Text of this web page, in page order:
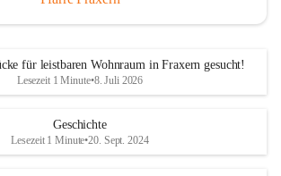
für leistbaren Wohnraum in Fraxern gesucht!
Lesezeit 1 Minute•8. Juli 2026
Geschichte
Lesezeit 1 Minute•20. Sept. 2024